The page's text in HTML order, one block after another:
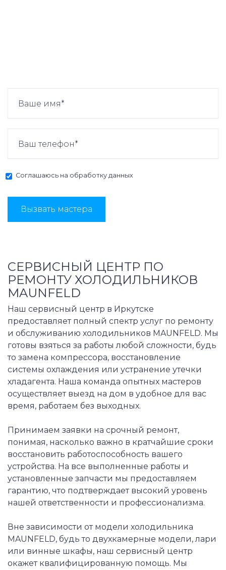
Соглашаюсь на обработку данных
Вызвать мастера
СЕРВИСНЫЙ ЦЕНТР ПО
РЕМОНТУ ХОЛОДИЛЬНИКОВ
MAUNFELD
Наш сервисный центр в Иркутске
предоставляет полный спектр услуг по ремонту
и обслуживанию холодильников MAUNFELD. Мы
готовы взяться за работы любой сложности, будь
то замена компрессора, восстановление
системы охлаждения или устранение утечки
хладагента. Наша команда опытных мастеров
осуществляет выезд на дом в удобное для вас
время, работаем без выходных.
Принимаем заявки на срочный ремонт,
понимая, насколько важно в кратчайшие сроки
восстановить работоспособность вашего
устройства. На все выполненные работы и
установленные запчасти мы предоставляем
гарантию, что подтверждает высокий уровень
нашей ответственности и профессионализма.
Вне зависимости от модели холодильника
MAUNFELD, будь то двухкамерные модели, лари
или винные шкафы, наш сервисный центр
окажет квалифицированную помощь. Мы